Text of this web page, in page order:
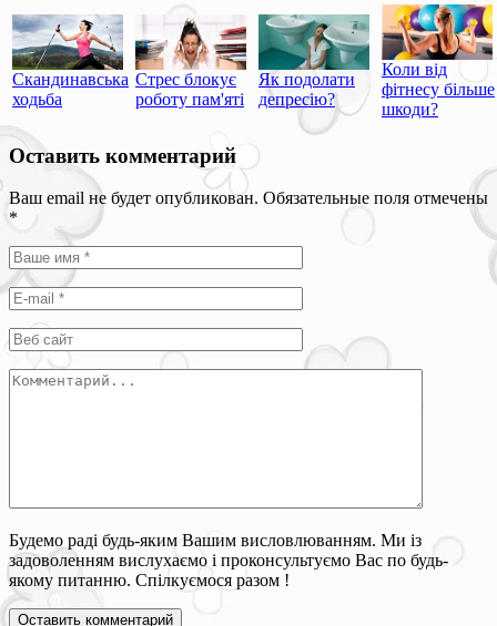
Скандинавська
ходьба
Стрес блокує
роботу пам'яті
Як подолати
депресію?
Коли від
фітнесу більше
шкоди?
Оставить комментарий
Ваш email не будет опубликован. Обязательные поля отмечены
*
Будемо раді будь-яким Вашим висловлюванням. Ми із
задоволенням вислухаємо і проконсультуємо Вас по будь-
якому питанню. Спілкуємося разом !